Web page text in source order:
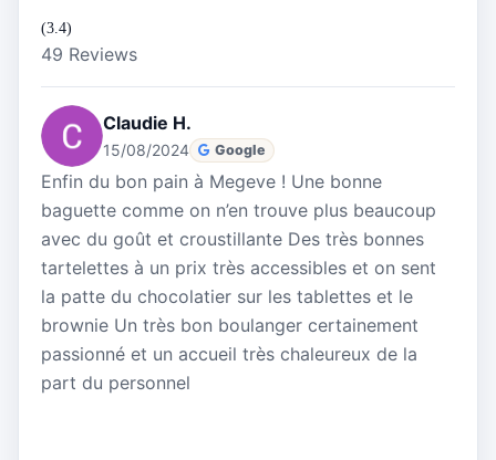
(3.4)
49 Reviews
Claudie H.
15/08/2024 Google
Enfin du bon pain à Megeve ! Une bonne
baguette comme on n’en trouve plus beaucoup
avec du goût et croustillante Des très bonnes
tartelettes à un prix très accessibles et on sent
la patte du chocolatier sur les tablettes et le
brownie Un très bon boulanger certainement
passionné et un accueil très chaleureux de la
part du personnel